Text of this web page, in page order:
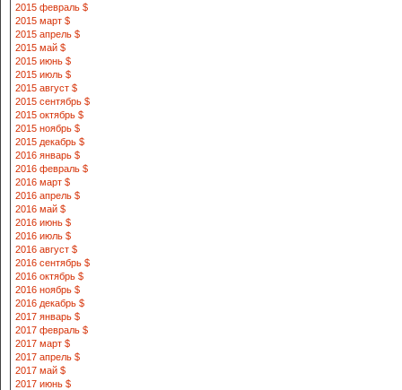
2015 февраль $
2015 март $
2015 апрель $
2015 май $
2015 июнь $
2015 июль $
2015 август $
2015 сентябрь $
2015 октябрь $
2015 ноябрь $
2015 декабрь $
2016 январь $
2016 февраль $
2016 март $
2016 апрель $
2016 май $
2016 июнь $
2016 июль $
2016 август $
2016 сентябрь $
2016 октябрь $
2016 ноябрь $
2016 декабрь $
2017 январь $
2017 февраль $
2017 март $
2017 апрель $
2017 май $
2017 июнь $